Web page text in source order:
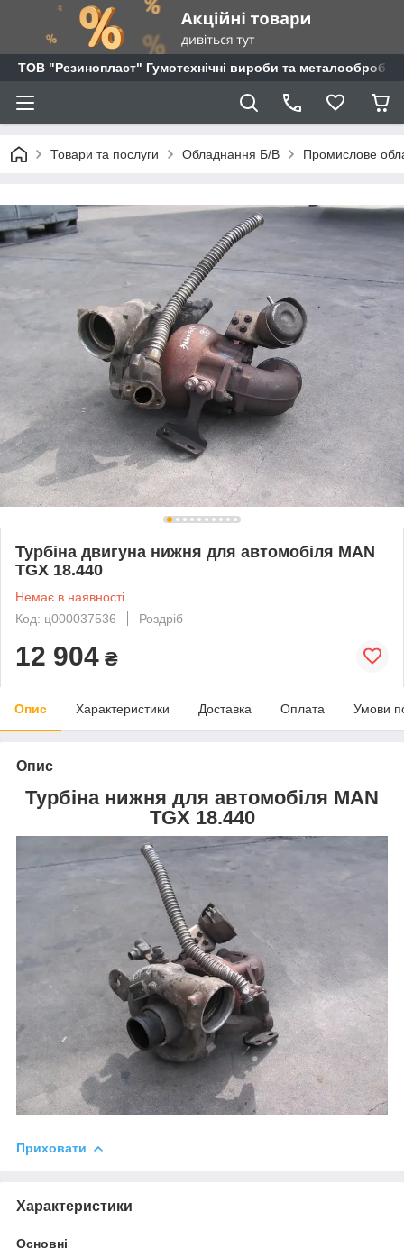
ТОВ "Резинопласт" Гумотехнічні вироби та металообробка
Товари та послуги Обладнання Б/В Промислове
Турбіна двигуна нижня для автомобіля MAN
TGX 18.440
Немає в наявності
Код: ц000037536
Роздріб
12 904 ₴
Опис Характеристики Доставка Оплата Умови
Опис
Турбіна нижня для автомобіля MAN
TGX 18.440
Приховати
Характеристики
Основні